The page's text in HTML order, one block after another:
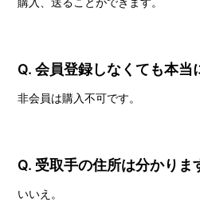
Q. 会員登録しなくても本当
非会員は購入不可です。
Q. 受取手の住所は分かりま
いいえ。